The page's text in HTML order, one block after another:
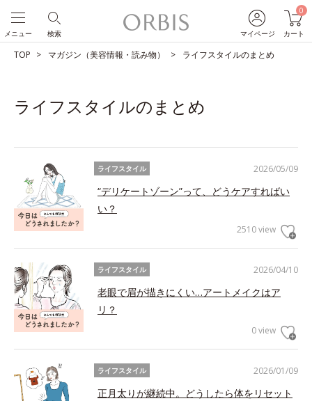
マイページ
0
カート
検索
メニュー
TOP マガジン（美容情報・読み物） ライフスタイルのまとめ
ライフスタイルのまとめ
2026/05/09
ライフスタイル
“デリケートゾーン”って、どうケアすればい
い？
2510 view
2026/04/10
ライフスタイル
老眼で眉が描きにくい…アートメイクはア
リ？
0 view
2026/01/09
ライフスタイル
正月太りが継続中。どうしたら体をリセット